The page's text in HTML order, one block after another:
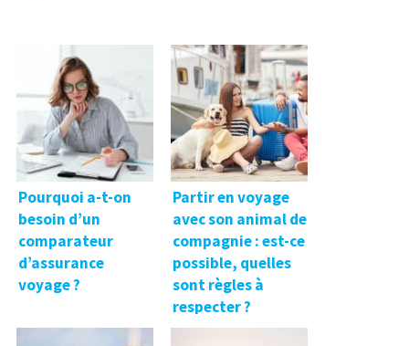
Pourquoi a-t-on
besoin d’un
comparateur
d’assurance
voyage ?
Partir en voyage
avec son animal de
compagnie : est-ce
possible, quelles
sont règles à
respecter ?